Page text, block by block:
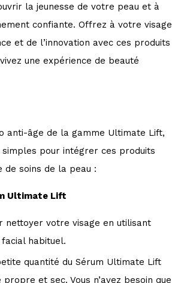
la jeunesse de votre peau et à
confiante. Offrez à votre visage
et de l’innovation avec ces produits
une expérience de beauté
anti-âge de la gamme Ultimate Lift,
simples pour intégrer ces produits
de soins de la peau :
Ultimate Lift
nettoyer votre visage en utilisant
habituel.
quantité du Sérum Ultimate Lift
et sec. Vous n’avez besoin que